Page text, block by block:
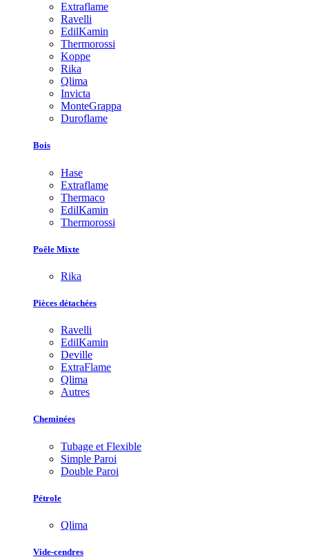
Extraflame
Ravelli
EdilKamin
Thermorossi
Koppe
Rika
Qlima
Invicta
MonteGrappa
Duroflame
Bois
Hase
Extraflame
Thermaco
EdilKamin
Thermorossi
Poêle Mixte
Rika
Pièces détachées
Ravelli
EdilKamin
Deville
ExtraFlame
Qlima
Autres
Cheminées
Tubage et Flexible
Simple Paroi
Double Paroi
Pétrole
Qlima
Vide-cendres